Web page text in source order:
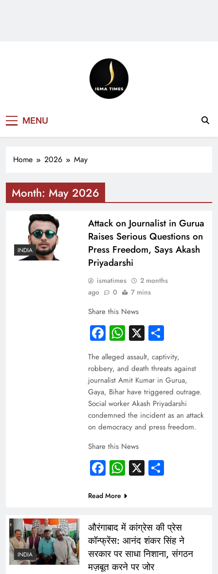
NEWS
MENU
Home 2026 May
Month: May 2026
INDIA
Attack on Journalist in Gurua
Raises Serious Questions on
Press Freedom, Says Akash
Priyadarshi
ismatimes
2 months
ago
0 7 mins
Share this News
Facebook
WhatsApp
X Share
The alleged assault, captivity,
robbery, and death threats against
journalist Amit Kumar in Gurua,
Gaya, Bihar have triggered outrage.
Social worker Akash Priyadarshi
condemned the incident as an attack
on democracy and press freedom.
Share this News
Facebook
WhatsApp
X Share
Read More
INDIA
औरंगाबाद में कांग्रेस की प्रेस
कॉन्फ्रेंस: आनंद शंकर सिंह ने
सरकार पर साधा निशाना, संगठन
मज़बूत करने पर जोर